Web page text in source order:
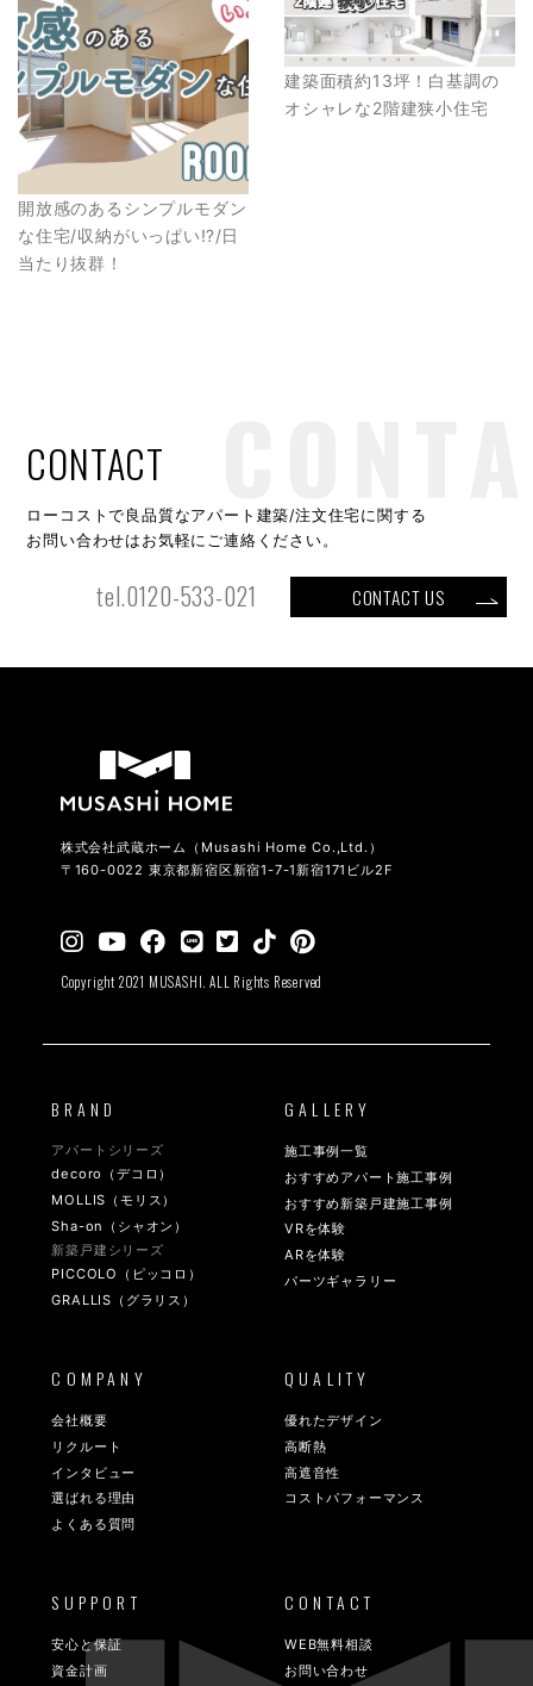
開放感のあるシンプルモダン
な住宅/収納がいっぱい⁉︎/日
当たり抜群！
建築面積約13坪！白基調の
オシャレな2階建狭小住宅
CONTACT
ローコストで良品質なアパート建築/注文住宅に関する
お問い合わせはお気軽にご連絡ください。
tel.0120-533-021 CONTACT US
株式会社武蔵ホーム（Musashi Home Co.,Ltd.）
〒160-0022 東京都新宿区新宿1-7-1新宿171ビル2F
Copyright 2021 MUSASHI. ALL Rights Reserved
BRAND
アパートシリーズ
decoro（デコロ）
MOLLIS（モリス）
Sha-on（シャオン）
新築戸建シリーズ
PICCOLO（ピッコロ）
GRALLIS（グラリス）
GALLERY
施工事例一覧
おすすめアパート施工事例
おすすめ新築戸建施工事例
VRを体験
ARを体験
パーツギャラリー
COMPANY
会社概要
リクルート
インタビュー
選ばれる理由
よくある質問
QUALITY
優れたデザイン
高断熱
高遮音性
コストパフォーマンス
SUPPORT
安心と保証
資金計画
CONTACT
WEB無料相談
お問い合わせ